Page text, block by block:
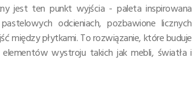
jest ten punkt wyjścia - paleta inspirowana
odcieniach, pozbawione licznych
między płytkami. To rozwiązanie, które buduje
wystroju takich jak mebli, światła i